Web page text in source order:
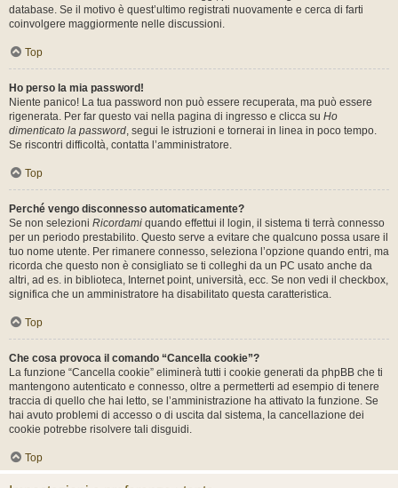
database. Se il motivo è quest’ultimo registrati nuovamente e cerca di farti
coinvolgere maggiormente nelle discussioni.
Top
Ho perso la mia password!
Niente panico! La tua password non può essere recuperata, ma può essere
rigenerata. Per far questo vai nella pagina di ingresso e clicca su Ho
dimenticato la password, segui le istruzioni e tornerai in linea in poco tempo.
Se riscontri difficoltà, contatta l’amministratore.
Top
Perché vengo disconnesso automaticamente?
Se non selezioni Ricordami quando effettui il login, il sistema ti terrà connesso
per un periodo prestabilito. Questo serve a evitare che qualcuno possa usare il
tuo nome utente. Per rimanere connesso, seleziona l’opzione quando entri, ma
ricorda che questo non è consigliato se ti colleghi da un PC usato anche da
altri, ad es. in biblioteca, Internet point, università, ecc. Se non vedi il checkbox,
significa che un amministratore ha disabilitato questa caratteristica.
Top
Che cosa provoca il comando “Cancella cookie”?
La funzione “Cancella cookie” eliminerà tutti i cookie generati da phpBB che ti
mantengono autenticato e connesso, oltre a permetterti ad esempio di tenere
traccia di quello che hai letto, se l’amministrazione ha attivato la funzione. Se
hai avuto problemi di accesso o di uscita dal sistema, la cancellazione dei
cookie potrebbe risolvere tali disguidi.
Top